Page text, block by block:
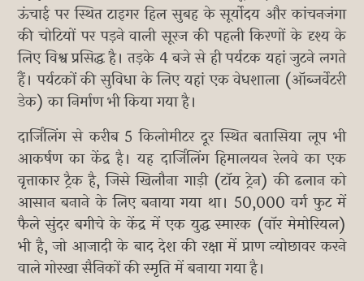
ऊंचाई पर स्थित टाइगर हिल सुबह के सूर्योदय और कांचनजंगा
की चोटियों पर पड़ने वाली सूरज की पहली किरणों के दृश्य के
लिए विश्व प्रसिद्ध है। तड़के 4 बजे से ही पर्यटक यहां जुटने लगते
हैं। पर्यटकों की सुविधा के लिए यहां एक वेधशाला (ऑब्जर्वेटरी
डेक) का निर्माण भी किया गया है।
दार्जिलिंग से करीब 5 किलोमीटर दूर स्थित बतासिया लूप भी
आकर्षण का केंद्र है। यह दार्जिलिंग हिमालयन रेलवे का एक
वृत्ताकार ट्रैक है, जिसे खिलौना गाड़ी (टॉय ट्रेन) की ढलान को
आसान बनाने के लिए बनाया गया था। 50,000 वर्ग फुट में
फैले सुंदर बगीचे के केंद्र में एक युद्ध स्मारक (वॉर मेमोरियल)
भी है, जो आजादी के बाद देश की रक्षा में प्राण न्योछावर करने
वाले गोरखा सैनिकों की स्मृति में बनाया गया है।